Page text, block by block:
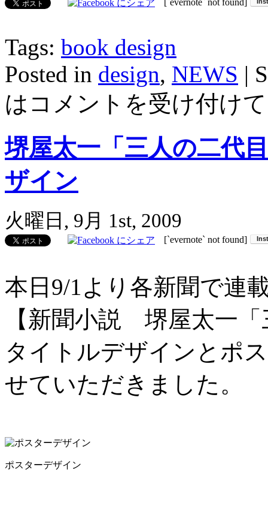
Tags: book design
Posted in design, NEWS |
は コメントを受け付け
堺屋太一「三人の二代
ザイン
火曜日, 9月 1st, 2009
[`evernote` not found]
本日9/1より各新聞で連
【新聞小説 堺屋太一
タイトルデザインとポ
せていただきました。
ポスターデザイン